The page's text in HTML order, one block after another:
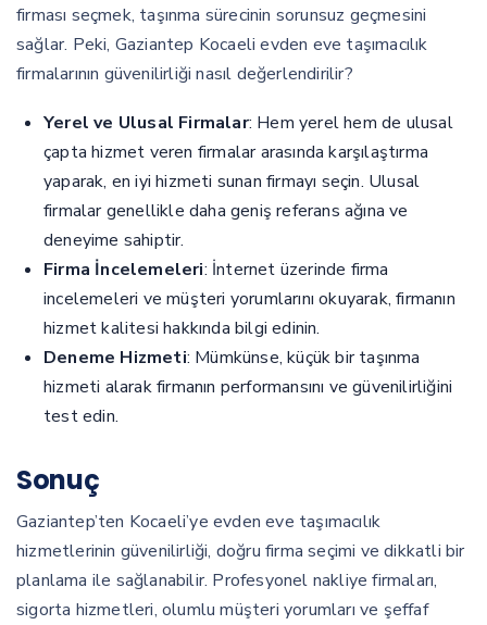
firması seçmek, taşınma sürecinin sorunsuz geçmesini
sağlar. Peki, Gaziantep Kocaeli evden eve taşımacılık
firmalarının güvenilirliği nasıl değerlendirilir?
Yerel ve Ulusal Firmalar: Hem yerel hem de ulusal
çapta hizmet veren firmalar arasında karşılaştırma
yaparak, en iyi hizmeti sunan firmayı seçin. Ulusal
firmalar genellikle daha geniş referans ağına ve
deneyime sahiptir.
Firma İncelemeleri: İnternet üzerinde firma
incelemeleri ve müşteri yorumlarını okuyarak, firmanın
hizmet kalitesi hakkında bilgi edinin.
Deneme Hizmeti: Mümkünse, küçük bir taşınma
hizmeti alarak firmanın performansını ve güvenilirliğini
test edin.
Sonuç
Gaziantep’ten Kocaeli’ye evden eve taşımacılık
hizmetlerinin güvenilirliği, doğru firma seçimi ve dikkatli bir
planlama ile sağlanabilir. Profesyonel nakliye firmaları,
sigorta hizmetleri, olumlu müşteri yorumları ve şeffaf